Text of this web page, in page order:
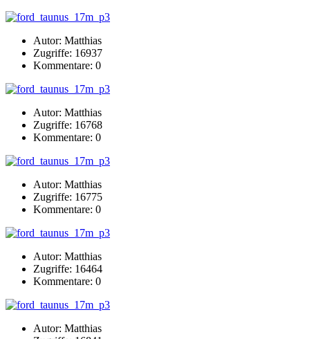
Autor: Matthias
Zugriffe: 16937
Kommentare: 0
Autor: Matthias
Zugriffe: 16768
Kommentare: 0
Autor: Matthias
Zugriffe: 16775
Kommentare: 0
Autor: Matthias
Zugriffe: 16464
Kommentare: 0
Autor: Matthias